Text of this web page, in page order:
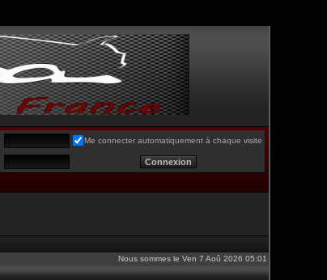
Me connecter automatiquement à chaque visite
Nous sommes le Ven 7 Aoû 2026 05:01